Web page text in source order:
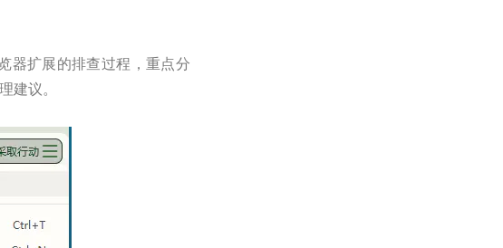
器扩展的排查过程，重点分
建议。